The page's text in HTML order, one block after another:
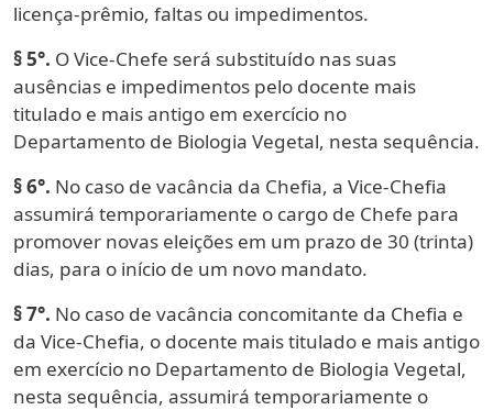
licença-prêmio, faltas ou impedimentos.
§ 5°. O Vice-Chefe será substituído nas suas
ausências e impedimentos pelo docente mais
titulado e mais antigo em exercício no
Departamento de Biologia Vegetal, nesta sequência.
§ 6°. No caso de vacância da Chefia, a Vice-Chefia
assumirá temporariamente o cargo de Chefe para
promover novas eleições em um prazo de 30 (trinta)
dias, para o início de um novo mandato.
§ 7°. No caso de vacância concomitante da Chefia e
da Vice-Chefia, o docente mais titulado e mais antigo
em exercício no Departamento de Biologia Vegetal,
nesta sequência, assumirá temporariamente o